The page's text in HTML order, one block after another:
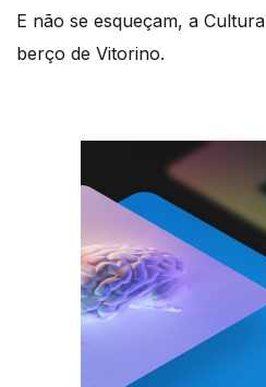
E não se esqueçam, a
berço de Vitorino.